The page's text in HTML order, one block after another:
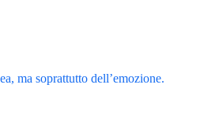
ma soprattutto dell’emozione.